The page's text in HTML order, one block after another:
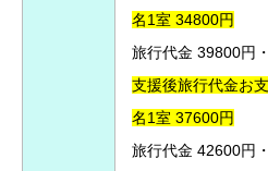
名1室 34800円
旅行代金 39800円
支援後旅行代金お
名1室 37600円
旅行代金 42600円